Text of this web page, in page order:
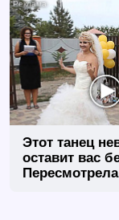
Этот танец
оставит вас